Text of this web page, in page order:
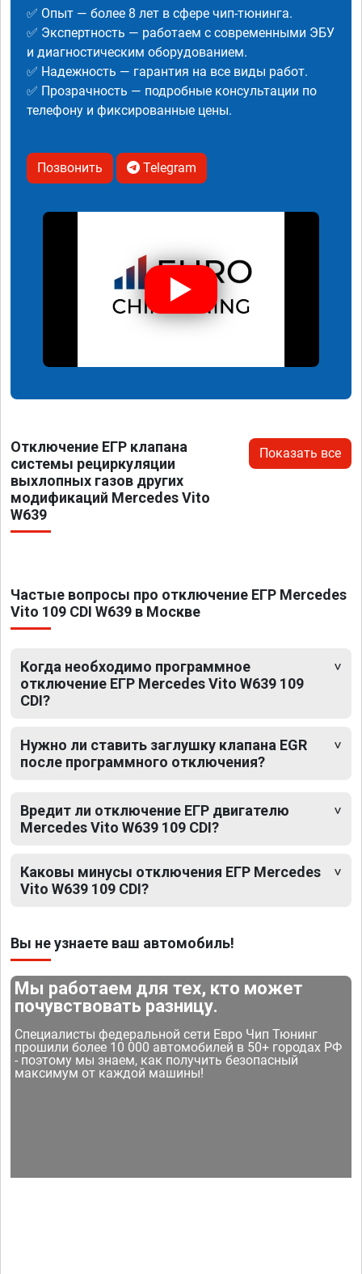
✅ Опыт — более 8 лет в сфере чип-тюнинга.
✅ Экспертность — работаем с современными ЭБУ
и диагностическим оборудованием.
✅ Надежность — гарантия на все виды работ.
✅ Прозрачность — подробные консультации по
телефону и фиксированные цены.
Позвонить Telegram
Отключение ЕГР клапана
системы рециркуляции
выхлопных газов других
модификаций Mercedes Vito
W639
Показать все
Частые вопросы про отключение ЕГР Mercedes
Vito 109 CDI W639 в Москве
Когда необходимо программное
отключение ЕГР Mercedes Vito W639 109
CDI?
Нужно ли ставить заглушку клапана EGR
после программного отключения?
Вредит ли отключение ЕГР двигателю
Mercedes Vito W639 109 CDI?
Каковы минусы отключения ЕГР Mercedes
Vito W639 109 CDI?
Вы не узнаете ваш автомобиль!
Мы работаем для тех, кто может
почувствовать разницу.
Специалисты федеральной сети Евро Чип Тюнинг
прошили более 10 000 автомобилей в 50+ городах РФ
- поэтому мы знаем, как получить безопасный
максимум от каждой машины!